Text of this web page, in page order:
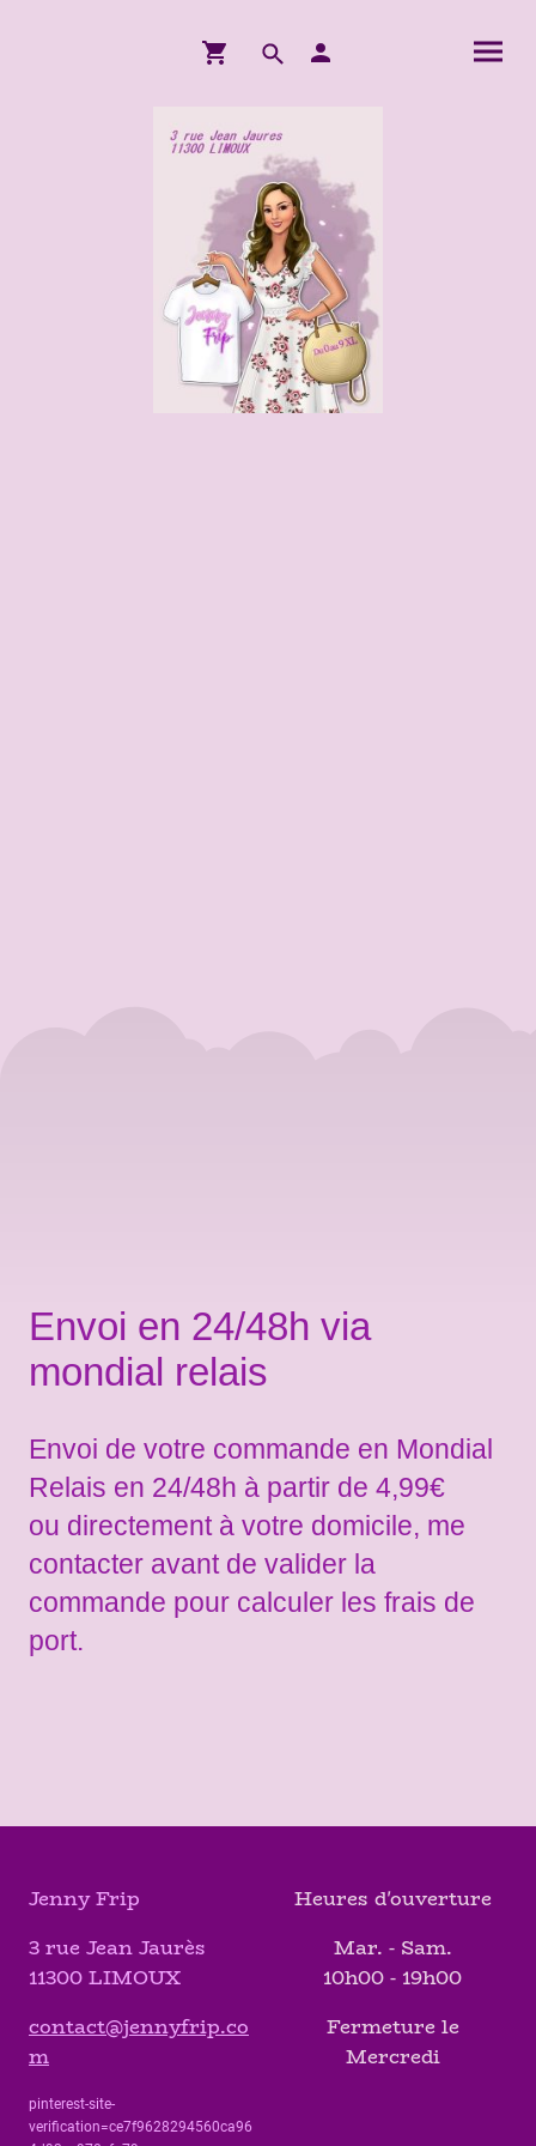
Envoi en 24/48h via
mondial relais
Envoi de votre commande en Mondial
Relais en 24/48h à partir de 4,99€
ou directement à votre domicile, me
contacter avant de valider la
commande pour calculer les frais de
port.
Jenny Frip
3 rue Jean Jaurès
11300 LIMOUX
contact@jennyfrip.co
m
pinterest-site-
verification=ce7f9628294560ca96
Heures d'ouverture
Mar. - Sam.
10h00 - 19h00
Fermeture le
Mercredi